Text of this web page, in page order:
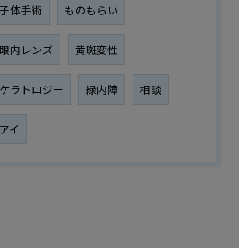
体手術 ものもらい
内レンズ 黄斑変性
ラトロジー 緑内障 相談
イ